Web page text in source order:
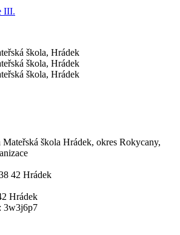
III.
škola Hrádek, okres Rokycany,
42 Hrádek
Hrádek
3w3j6p7